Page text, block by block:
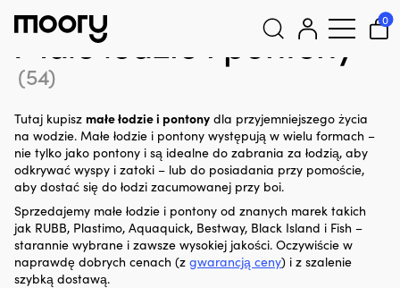
Szukaj:
0
Małe łodzie i pontony
(54)
Tutaj kupisz małe łodzie i pontony dla przyjemniejszego życia
na wodzie. Małe łodzie i pontony występują w wielu formach –
nie tylko jako pontony i są idealne do zabrania za łodzią, aby
odkrywać wyspy i zatoki – lub do posiadania przy pomoście,
aby dostać się do łodzi zacumowanej przy boi.
Sprzedajemy małe łodzie i pontony od znanych marek takich
jak RUBB, Plastimo, Aquaquick, Bestway, Black Island i Fish –
starannie wybrane i zawsze wysokiej jakości. Oczywiście w
naprawdę dobrych cenach (z gwarancją ceny) i z szalenie
szybką dostawą.